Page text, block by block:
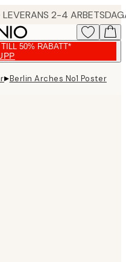
2-4
50% RABATT*
▸Berlin Arches No1 Poster